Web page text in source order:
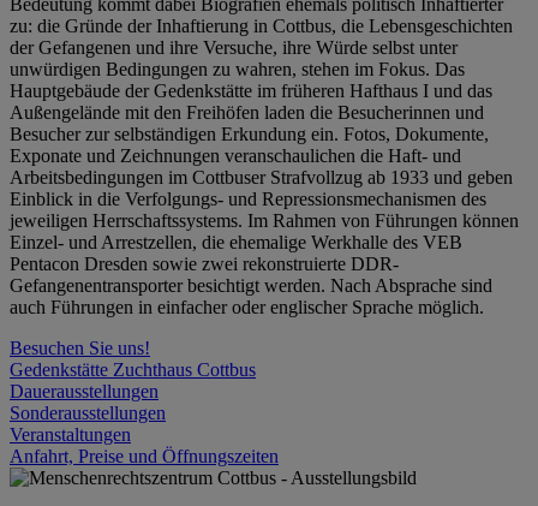
zu: die Gründe der Inhaftierung in Cottbus, die Lebensgeschichten
der Gefangenen und ihre Versuche, ihre Würde selbst unter
unwürdigen Bedingungen zu wahren, stehen im Fokus. Das
Hauptgebäude der Gedenkstätte im früheren Hafthaus I und das
Außengelände mit den Freihöfen laden die Besucherinnen und
Besucher zur selbständigen Erkundung ein. Fotos, Dokumente,
Exponate und Zeichnungen veranschaulichen die Haft- und
Arbeitsbedingungen im Cottbuser Strafvollzug ab 1933 und geben
Einblick in die Verfolgungs- und Repressionsmechanismen des
jeweiligen Herrschaftssystems. Im Rahmen von Führungen können
Einzel- und Arrestzellen, die ehemalige Werkhalle des VEB
Pentacon Dresden sowie zwei rekonstruierte DDR-
Gefangenentransporter besichtigt werden. Nach Absprache sind
auch Führungen in einfacher oder englischer Sprache möglich.
Besuchen Sie uns!
Gedenkstätte Zuchthaus Cottbus
Dauerausstellungen
Sonderausstellungen
Veranstaltungen
Anfahrt, Preise und Öffnungszeiten